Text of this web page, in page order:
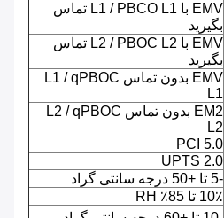
EMV با L1 / PBCO L1 تماس
بگیرید
EMV با L2 / PBOC L2 تماس
بگیرید
EMV بدون تماس L1 / qPBOC
L1
EM2 بدون تماس L2 / qPBOC
L2
PCI 5.0
UPTS 2.0
-5 تا +50 درجه سانتی گراد
10٪ تا 85٪ RH